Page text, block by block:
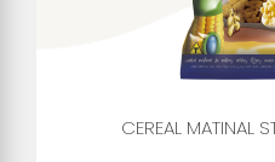
CEREAL MATINAL